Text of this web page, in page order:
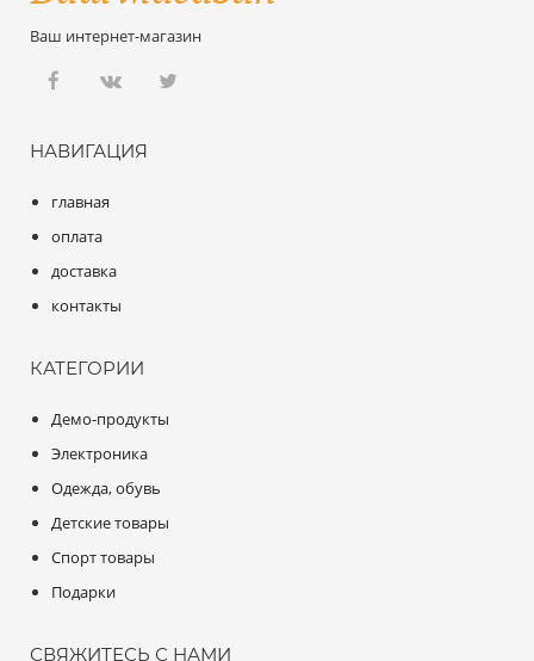
Ваш интернет-магазин
НАВИГАЦИЯ
главная
оплата
доставка
контакты
КАТЕГОРИИ
Демо-продукты
Электроника
Одежда, обувь
Детские товары
Спорт товары
Подарки
СВЯЖИТЕСЬ С НАМИ